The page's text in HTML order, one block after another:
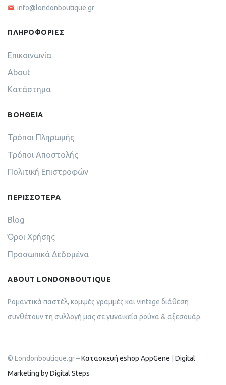
info@londonboutique.gr
ΠΛΗΡΟΦΟΡΙΕΣ
Επικοινωνία
About
Κατάστημα
ΒΟΗΘΕΙΑ
Τρόποι Πληρωμής
Τρόποι Αποστολής
Πολιτική Επιστροφών
ΠΕΡΙΣΣΟΤΕΡΑ
Blog
Όροι Χρήσης
Προσωπικά Δεδομένα
ABOUT LONDONBOUTIQUE
Ρομαντικά παστέλ, κομψές γραμμές και vintage διάθεση
συνθέτουν τη συλλογή μας σε γυναικεία ρούχα & αξεσουάρ.
© Londonboutique.gr –Κατασκευή eshop AppGene
Digital
Marketing by Digital Steps